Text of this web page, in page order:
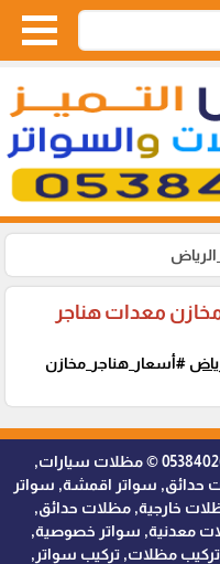
معدات هناجر
#أسعار_هناجر_مخازن
ظلال التميز للمظلات والسواتر - 0538402607 © مظلات سيارات,
سواتر اقمشة, سواتر
خارجية, مظلات حدائق,
معدنية, سواتر خصوصية,
مظلات, تركيب سواتر,